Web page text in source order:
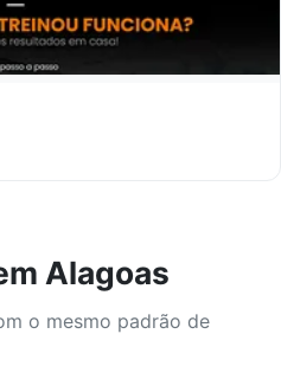
Alagoas
o mesmo padrão de